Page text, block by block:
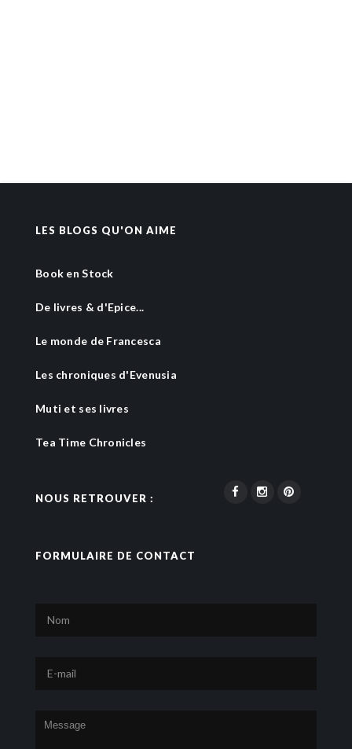
LES BLOGS QU'ON AIME
Book en Stock
De livres & d'Epice...
Le monde de Francesca
Les chroniques d'Evenusia
Muti et ses livres
Tea Time Chronicles
NOUS RETROUVER :
FORMULAIRE DE CONTACT